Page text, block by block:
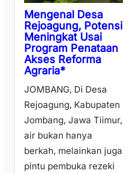
Mengenal Desa
Rejoagung, Potensi
Meningkat Usai
Program Penataan
Akses Reforma
Agraria*
JOMBANG, Di Desa
Rejoagung, Kabupaten
Jombang, Jawa Tiimur,
air bukan hanya
berkah, melainkan juga
pintu pembuka rezeki